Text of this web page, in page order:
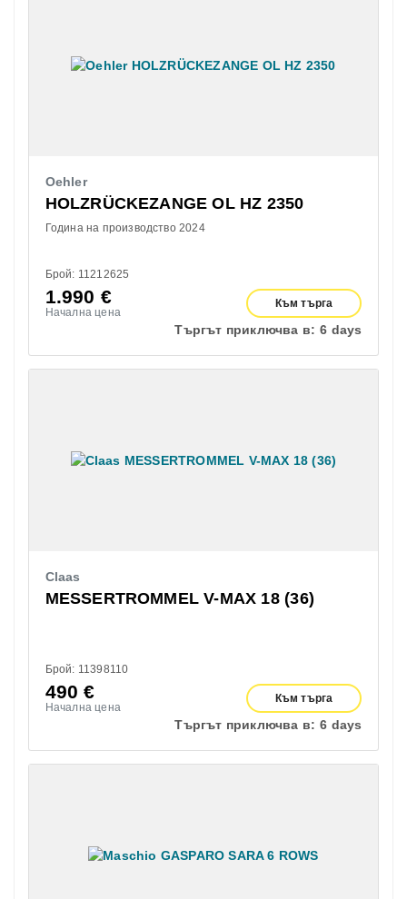
Oehler
HOLZRÜCKEZANGE OL HZ 2350
Година на производство 2024
Брой: 11212625
1.990 €
Начална цена
Към търга
Търгът приключва в: 6 days
Claas
MESSERTROMMEL V-MAX 18 (36)
Брой: 11398110
490€
Начална цена
Към търга
Търгът приключва в: 6 days